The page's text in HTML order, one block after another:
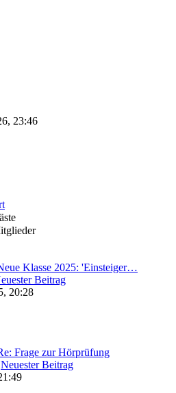
23:46
Klasse 2025: 'Einsteiger…
Beitrag
20:28
Frage zur Hörprüfung
Neuester Beitrag